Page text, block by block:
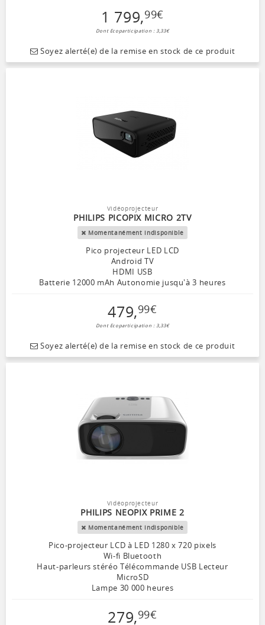
1 799,99€
Dont Ecoparticipation : 3,33€
Soyez alerté(e) de la remise en stock de ce produit
Vidéoprojecteur
PHILIPS PICOPIX MICRO 2TV
Momentanément indisponible
Pico projecteur LED LCD
Android TV
HDMI USB
Batterie 12000 mAh Autonomie jusqu'à 3 heures
479,99€
Dont Ecoparticipation : 3,33€
Soyez alerté(e) de la remise en stock de ce produit
Vidéoprojecteur
PHILIPS NEOPIX PRIME 2
Momentanément indisponible
Pico-projecteur LCD à LED 1280 x 720 pixels
Wi-fi Bluetooth
Haut-parleurs stéréo Télécommande USB Lecteur
MicroSD
Lampe 30 000 heures
279,99€